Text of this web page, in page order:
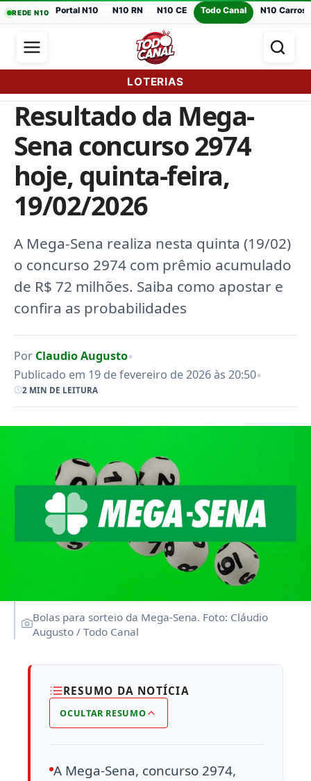
REDE N10 Portal N10 N10 RN N10 CE Todo Canal N10 Carros
LOTERIAS
Resultado da Mega-
Sena concurso 2974
hoje, quinta-feira,
19/02/2026
A Mega-Sena realiza nesta quinta (19/02)
o concurso 2974 com prêmio acumulado
de R$ 72 milhões. Saiba como apostar e
confira as probabilidades
Por Claudio Augusto•
Publicado em 19 de fevereiro de 2026 às 20:50•
2 MIN DE LEITURA
Bolas para sorteio da Mega-Sena. Foto: Cláudio
Augusto / Todo Canal
RESUMO DA NOTÍCIA
OCULTAR RESUMO
A Mega-Sena, concurso 2974,